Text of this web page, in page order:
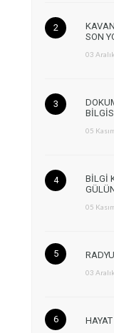
SON
03
05
BİLGİ
05
03